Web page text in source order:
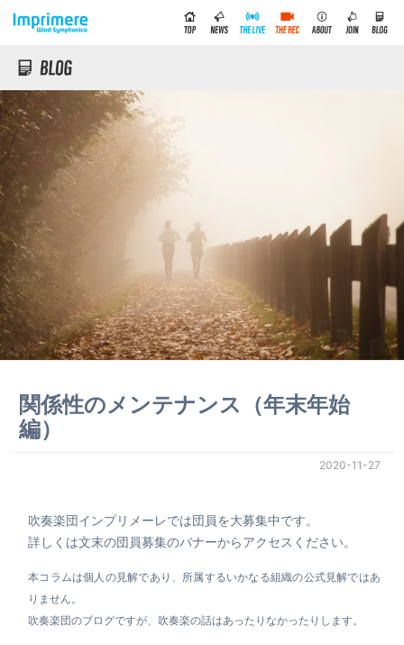
関係性のメンテナンス（年末年始
編）
2020-11-27
吹奏楽団インプリメーレでは団員を大募集中です。
詳しくは文末の団員募集のバナーからアクセスください。
本コラムは個人の見解であり、所属するいかなる組織の公式見解ではあ
りません。
吹奏楽団のブログですが、吹奏楽の話はあったりなかったりします。